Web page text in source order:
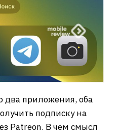
два приложения, оба
подписку на
Patreon. В чем смысл